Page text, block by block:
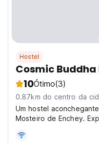
Hostel
Cosmic Buddha
10Ótimo(3)
0.87km do centro da
Um hostel
Mosteiro de Enchey.
aventuras no Himalaia